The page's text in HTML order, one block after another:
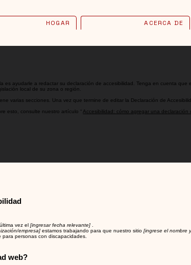
HOGAR ACERCA DE
es ayudarle a redactar su declaración de accesibilidad. Tenga en cuenta
local de su zona o región.
varias secciones. Una vez que termine de editar la Declaración de
esto, consulte nuestro artículo “ Accesibilidad: cómo agregar una declaración
vez el[ingresar fecha relevante]
empresa] estamos trabajando para que nuestro sitio[ingrese el nombre
para personas con discapacidades.
web?